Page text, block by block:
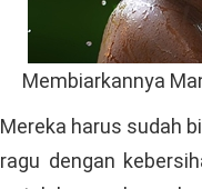
Membiarkannya
Mereka harus sudah
ragu dengan